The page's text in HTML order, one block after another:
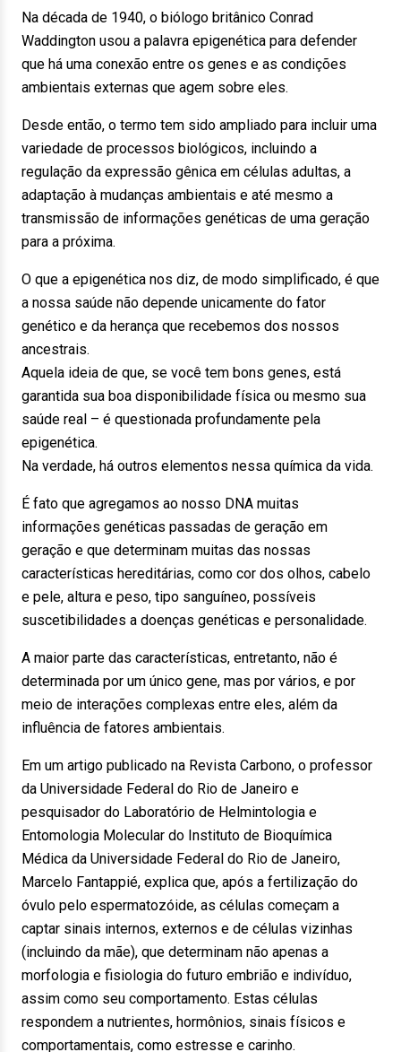
Na década de 1940, o biólogo britânico Conrad
Waddington usou a palavra epigenética para defender
que há uma conexão entre os genes e as condições
ambientais externas que agem sobre eles.
Desde então, o termo tem sido ampliado para incluir uma
variedade de processos biológicos, incluindo a
regulação da expressão gênica em células adultas, a
adaptação à mudanças ambientais e até mesmo a
transmissão de informações genéticas de uma geração
para a próxima.
O que a epigenética nos diz, de modo simplificado, é que
a nossa saúde não depende unicamente do fator
genético e da herança que recebemos dos nossos
ancestrais.
Aquela ideia de que, se você tem bons genes, está
garantida sua boa disponibilidade física ou mesmo sua
saúde real – é questionada profundamente pela
epigenética.
Na verdade, há outros elementos nessa química da vida.
É fato que agregamos ao nosso DNA muitas
informações genéticas passadas de geração em
geração e que determinam muitas das nossas
características hereditárias, como cor dos olhos, cabelo
e pele, altura e peso, tipo sanguíneo, possíveis
suscetibilidades a doenças genéticas e personalidade.
A maior parte das características, entretanto, não é
determinada por um único gene, mas por vários, e por
meio de interações complexas entre eles, além da
influência de fatores ambientais.
Em um artigo publicado na Revista Carbono, o professor
da Universidade Federal do Rio de Janeiro e
pesquisador do Laboratório de Helmintologia e
Entomologia Molecular do Instituto de Bioquímica
Médica da Universidade Federal do Rio de Janeiro,
Marcelo Fantappié, explica que, após a fertilização do
óvulo pelo espermatozóide, as células começam a
captar sinais internos, externos e de células vizinhas
(incluindo da mãe), que determinam não apenas a
morfologia e fisiologia do futuro embrião e indivíduo,
assim como seu comportamento. Estas células
respondem a nutrientes, hormônios, sinais físicos e
comportamentais, como estresse e carinho.